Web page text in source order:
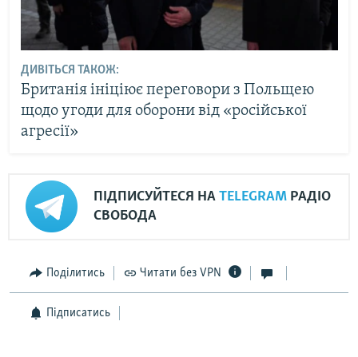
ДИВІТЬСЯ ТАКОЖ:
Британія ініціює переговори з Польщею
щодо угоди для оборони від «російської
агресії»
ПІДПИСУЙТЕСЯ НА TELEGRAM РАДІО
СВОБОДА
Поділитись Читати без VPN
Підписатись